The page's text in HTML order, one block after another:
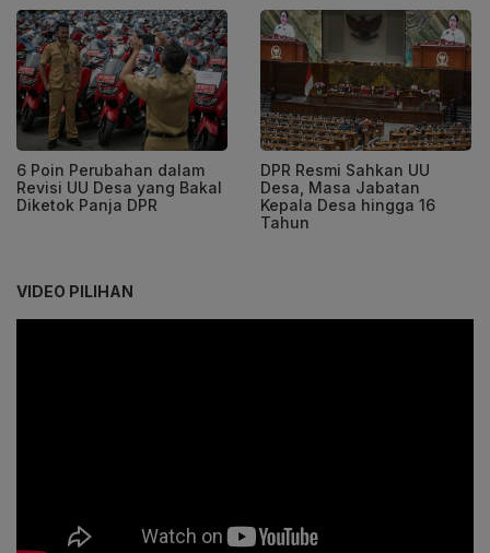
6 Poin Perubahan dalam
Revisi UU Desa yang Bakal
Diketok Panja DPR
DPR Resmi Sahkan UU
Desa, Masa Jabatan
Kepala Desa hingga 16
Tahun
VIDEO PILIHAN